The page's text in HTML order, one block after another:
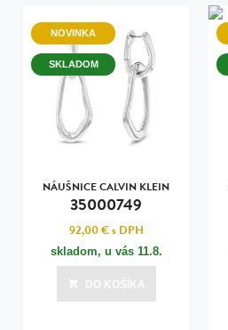
NOVINKA
SKLADOM
NÁUŠNICE CALVIN KLEIN
35000749
92,00 €s DPH
skladom, u vás 11.8.
DO KOŠÍKA